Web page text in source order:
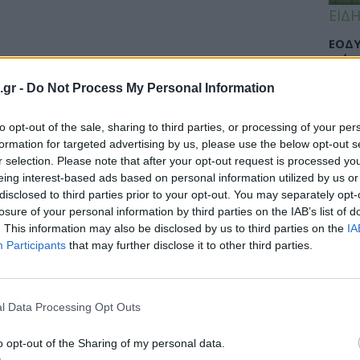
- Do Not Process My Personal Information
opt-out of the sale, sharing to third parties, or processing of your
for targeted advertising by us, please use the below opt-out
selection. Please note that after your opt-out request is processed
interest-based ads based on personal information utilized by us
to third parties prior to your opt-out. You may separately
of your personal information by third parties on the IAB’s list of
This information may also be disclosed by us to third parties on the
Participants that may further disclose it to other third parties.
Data Processing Opt Outs
opt-out of the Sharing of my personal data.
επηρεάσει την ψυχική υγεία
εθελοντές από τον Καναδά. Ποιες ψυχικές
5